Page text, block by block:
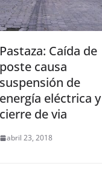
Pastaza: Caída de
poste causa
suspensión de
energía eléctrica y
cierre de via
abril 23, 2018